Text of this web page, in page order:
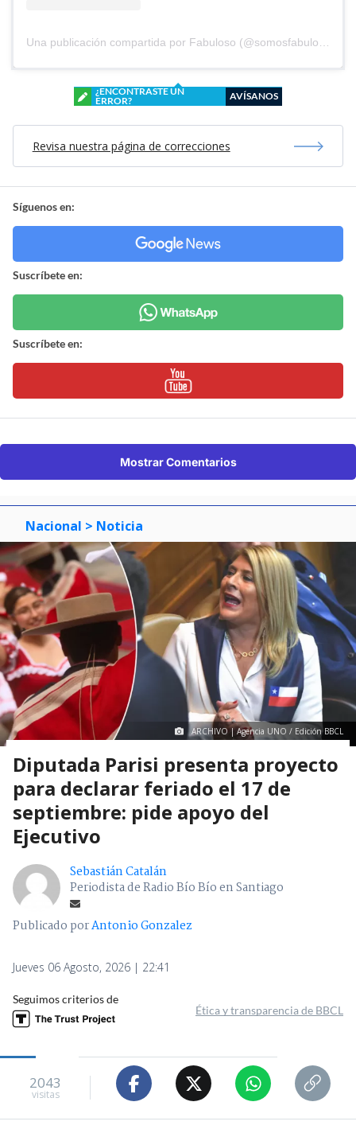
Una publicación compartida por Fabuloso (@somosfabuloso)
¿ENCONTRASTE UN
ERROR?
AVÍSANOS
Revisa nuestra página de correcciones
Síguenos en:
Suscríbete en:
Suscríbete en:
Mostrar Comentarios
Nacional > Noticia
ARCHIVO | Agencia UNO / Edición BBCL
Diputada Parisi presenta proyecto
para declarar feriado el 17 de
septiembre: pide apoyo del
Ejecutivo
Sebastián Catalán
Periodista de Radio Bío Bío en Santiago
Publicado porAntonio Gonzalez
Jueves 06 Agosto, 2026 | 22:41
Seguimos criterios de
Ética y transparencia de BBCL
2043
visitas